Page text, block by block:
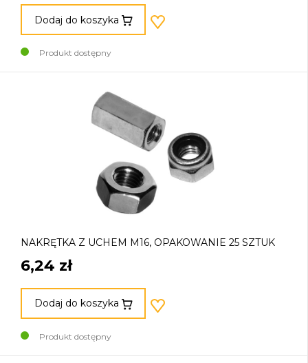
Dodaj do koszyka
Produkt dostępny
NAKRĘTKA Z UCHEM M16, OPAKOWANIE 25 SZTUK
6,24 zł
Dodaj do koszyka
Produkt dostępny